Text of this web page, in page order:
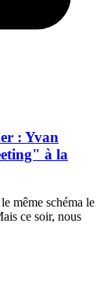
: Yvan
à la
même schéma le
ce soir, nous